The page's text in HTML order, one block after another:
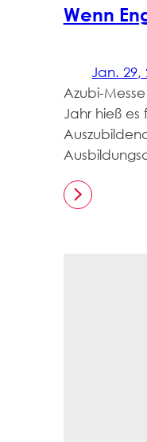
Wenn
Jan. 29,
Azubi-
Jahr hieß es